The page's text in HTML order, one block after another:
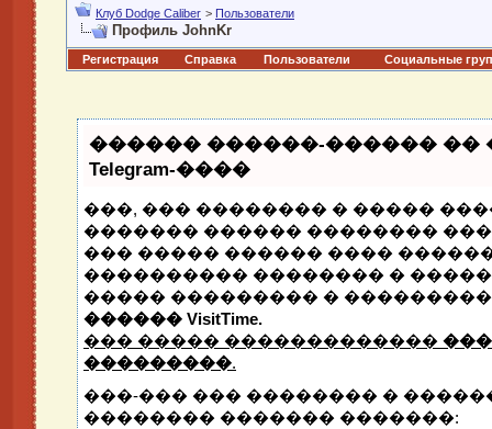
Клуб Dodge Caliber > Пользователи
Профиль JohnKr
Регистрация Справка Пользователи Социальные
������ ������-������ ��
Telegram-����
���, ��� �������� � �����
������� ������ ��������
��� ����� ������ ����
���������� �������� �
����� ��������� �
������ VisitTime.
��� ����� �������������
���������.
���-��� ��� �������� �
�������� ������� �������: